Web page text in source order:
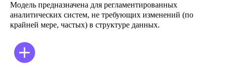
Модель предназначена для регламентированных
аналитических систем, не требующих изменений (по
крайней мере, частых) в структуре данных.
их соединений